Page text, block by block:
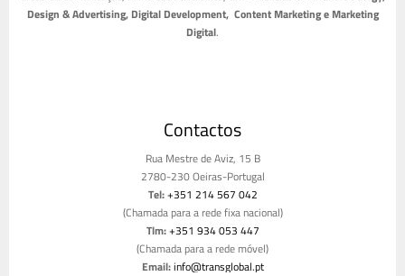
Design & Advertising, Digital Development, Content Marketing e Marketing
Digital.
Contactos
Rua Mestre de Aviz, 15 B
2780-230 Oeiras-Portugal
Tel:+351 214 567 042
(Chamada para a rede fixa nacional)
Tlm:+351 934 053 447
(Chamada para a rede móvel)
Email:info@transglobal.pt